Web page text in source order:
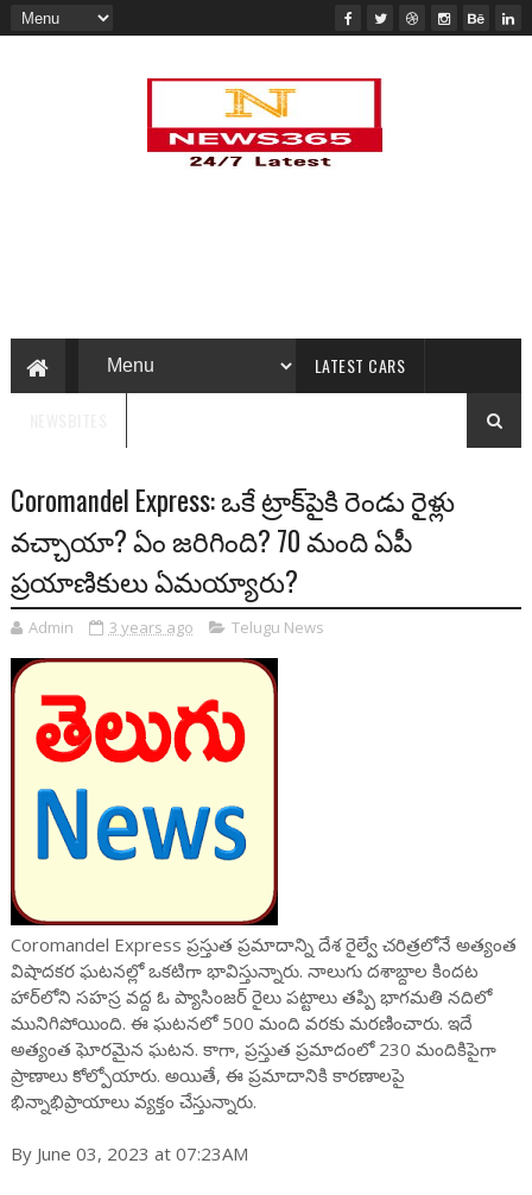
LATEST CARS
Coromandel Express: ఒకే ట్రాక్‌పైకి రెండు రైళ్లు
వచ్చాయా? ఏం జరిగింది? 70 మంది ఏపీ
ప్రయాణికులు ఏమయ్యారు?
Admin 3 years ago Telugu News
Coromandel Express ప్రస్తుత ప్రమాదాన్ని దేశ రైల్వే చరిత్రలోనే అత్యంత
విషాదకర ఘటనల్లో ఒకటిగా భావిస్తున్నారు. నాలుగు దశాబ్దాల కిందట
హార్‌లోని సహస్ర వద్ద ఓ ప్యాసింజర్‌ రైలు పట్టాలు తప్పి భాగమతి నదిలో
మునిగిపోయింది. ఈ ఘటనలో 500 మంది వరకు మరణించారు. ఇదే
అత్యంత ఘోరమైన ఘటన. కాగా, ప్రస్తుత ప్రమాదంలో 230 మందికిపైగా
ప్రాణాలు కోల్పోయారు. అయితే, ఈ ప్రమాదానికి కారణాలపై
భిన్నాభిప్రాయాలు వ్యక్తం చేస్తున్నారు.
By June 03, 2023 at 07:23AM